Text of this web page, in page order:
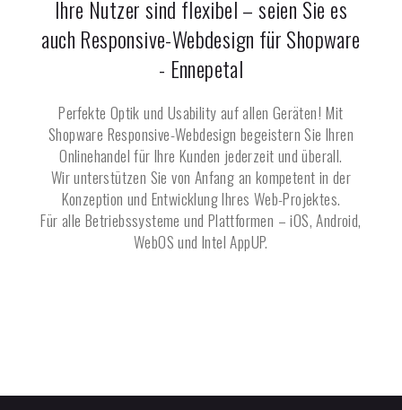
Ihre Nutzer sind flexibel – seien Sie es
auch Responsive-Webdesign für Shopware
- Ennepetal
Perfekte Optik und Usability auf allen Geräten! Mit
Shopware Responsive-Webdesign begeistern Sie Ihren
Onlinehandel für Ihre Kunden jederzeit und überall.
Wir unterstützen Sie von Anfang an kompetent in der
Konzeption und Entwicklung Ihres Web-Projektes.
Für alle Betriebssysteme und Plattformen – iOS, Android,
WebOS und Intel AppUP.